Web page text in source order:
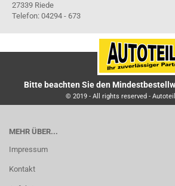
27339 Riede
Telefon: 04294 - 673
Bitte beachten Sie den
© 2019 - All rights reserved -
MEHR ÜBER...
Impressum
Kontakt